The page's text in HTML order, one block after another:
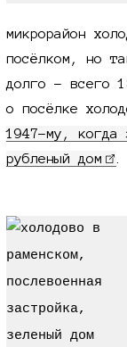
микрорайон
посёлком, но
долго - всего
о посёлке
1947-му , когда
рубленый дом
.